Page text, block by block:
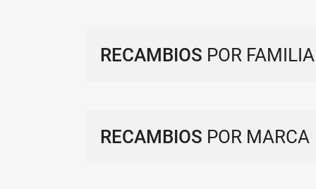
RECAMBIOS POR FAMILIA
RECAMBIOS POR MARCA